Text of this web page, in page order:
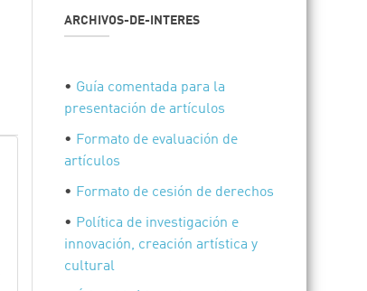
ARCHIVOS-DE-INTERES
• Guía comentada para la
presentación de artículos
• Formato de evaluación de
artículos
• Formato de cesión de derechos
• Política de investigación e
innovación, creación artística y
cultural